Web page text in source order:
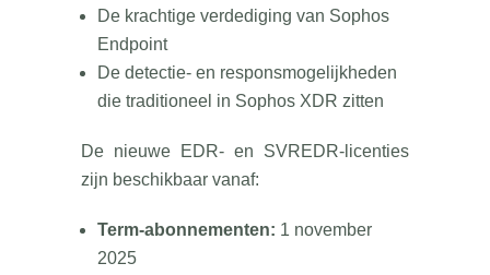
De krachtige verdediging van Sophos
Endpoint
De detectie- en responsmogelijkheden
die traditioneel in Sophos XDR zitten
De nieuwe EDR- en SVREDR-licenties
zijn beschikbaar vanaf:
Term-abonnementen: 1 november
2025